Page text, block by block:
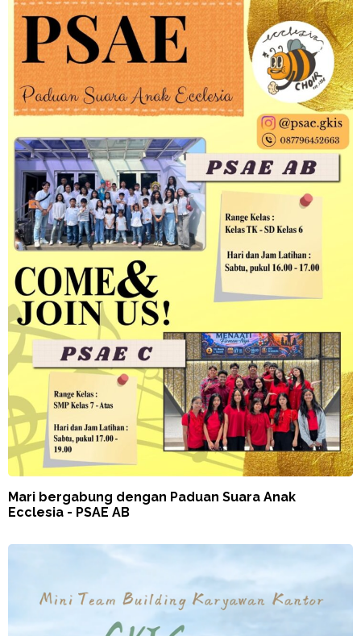
Mari bergabung dengan Paduan Suara Anak
Ecclesia - PSAE AB